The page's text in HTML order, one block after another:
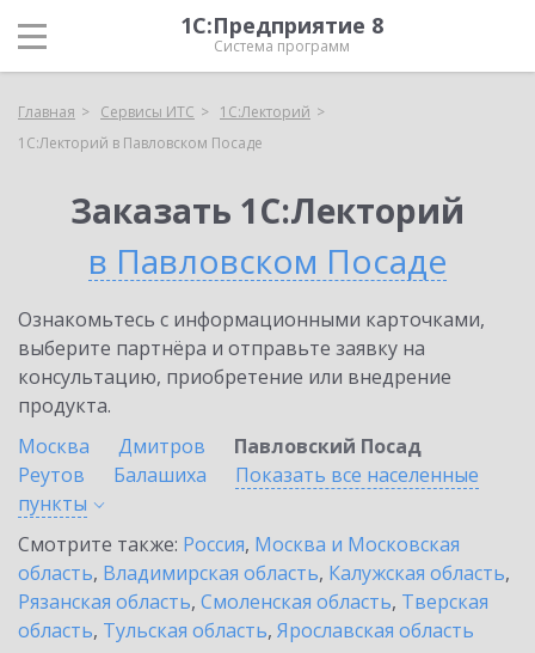
1С:Предприятие 8
Система программ
Главная Сервисы ИТС
1С:Лекторий
1С:Лекторий в Павловском Посаде
Заказать 1С:Лекторий
в Павловском Посаде
Ознакомьтесь с информационными карточками,
выберите партнёра и отправьте заявку на
консультацию, приобретение или внедрение
продукта.
Москва
Дмитров
Павловский Посад
Реутов
Балашиха
Показать все населенные
пункты
Смотрите также: Россия, Москва и Московская
область, Владимирская область, Калужская область,
Рязанская область, Смоленская область, Тверская
область, Тульская область, Ярославская область